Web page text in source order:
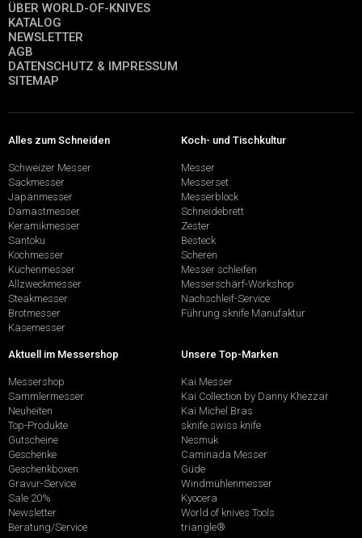
ÜBER WORLD-OF-KNIVES
KATALOG
NEWSLETTER
AGB
DATENSCHUTZ & IMPRESSUM
SITEMAP
Alles zum Schneiden
Schweizer Messer
Sackmesser
Japanmesser
Damastmesser
Keramikmesser
Santoku
Kochmesser
Küchenmesser
Allzweckmesser
Steakmesser
Brotmesser
Käsemesser
Koch- und Tischkultur
Messer
Messerset
Messerblock
Schneidebrett
Zester
Besteck
Scheren
Messer schleifen
Messerschärf-Workshop
Nachschleif-Service
Führung sknife Manufaktur
Aktuell im Messershop
Messershop
Sammlermesser
Neuheiten
Top-Produkte
Gutscheine
Geschenke
Geschenkboxen
Gravur-Service
Sale 20%
Newsletter
Beratung/Service
Unsere Top-Marken
Kai Messer
Kai Collection by Danny Khezzar
Kai Michel Bras
sknife swiss knife
Nesmuk
Caminada Messer
Güde
Windmühlenmesser
Kyocera
World of knives Tools
triangle®